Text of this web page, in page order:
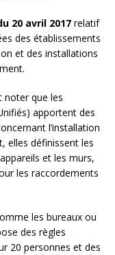
20 avril 2017 relatif
des établissements
et des installations
noter que les
apportent des
l’installation
elles définissent les
et les murs,
les raccordements
les bureaux ou
des règles
20 personnes et des